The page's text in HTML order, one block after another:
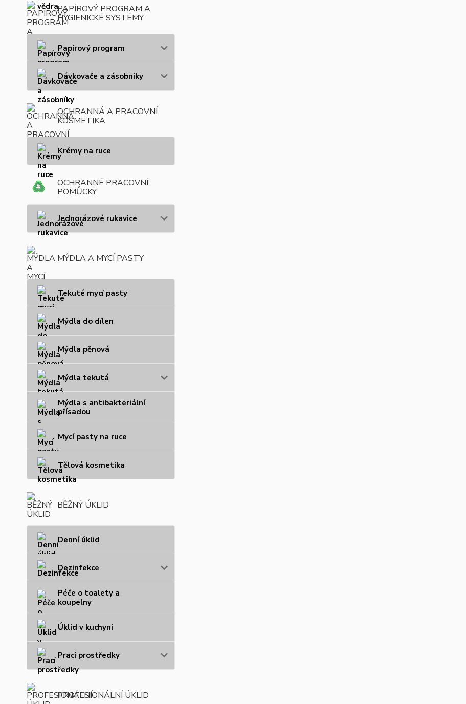
PAPÍROVÝ PROGRAM A
HYGIENICKÉ SYSTÉMY
Papírový program
Dávkovače a zásobníky
OCHRANNÁ A PRACOVNÍ
KOSMETIKA
Krémy na ruce
OCHRANNÉ PRACOVNÍ
POMŮCKY
Jednorázové rukavice
MÝDLA A MYCÍ PASTY
Tekuté mycí pasty
Mýdla do dílen
Mýdla pěnová
Mýdla tekutá
Mýdla s antibakteriální
přísadou
Mycí pasty na ruce
Tělová kosmetika
BĚŽNÝ ÚKLID
Denní úklid
Dezinfekce
Péče o toalety a
koupelny
Úklid v kuchyni
Prací prostředky
PROFESIONÁLNÍ ÚKLID